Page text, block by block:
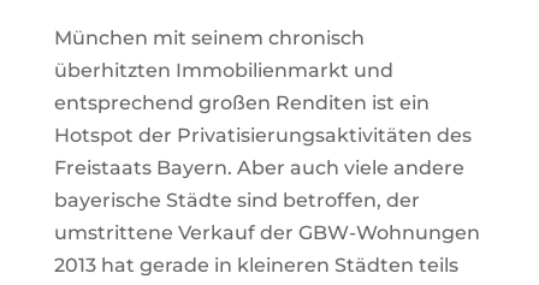
München mit seinem chronisch
überhitzten Immobilienmarkt und
entsprechend großen Renditen ist ein
Hotspot der Privatisierungsaktivitäten des
Freistaats Bayern. Aber auch viele andere
bayerische Städte sind betroffen, der
umstrittene Verkauf der GBW-Wohnungen
2013 hat gerade in kleineren Städten teils